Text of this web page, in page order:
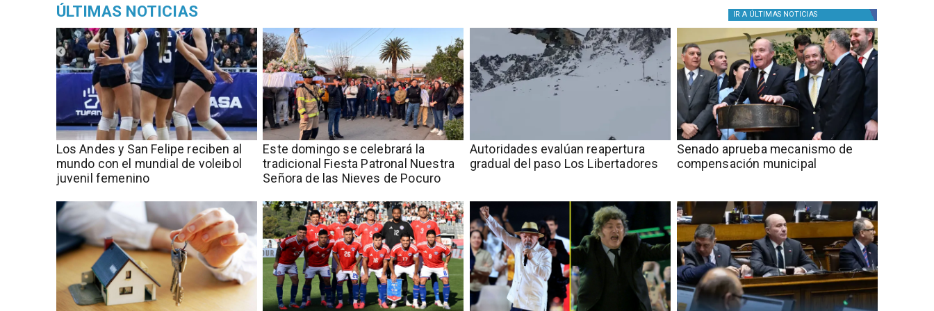
ÚLTIMAS NOTICIAS IR A ÚLTIMAS NOTICIAS
​​Los Andes y San Felipe reciben al
mundo con el mundial de voleibol
juvenil femenino
Este domingo se celebrará la
tradicional Fiesta Patronal Nuestra
Señora de las Nieves de Pocuro
​​Autoridades evalúan reapertura
gradual del paso Los Libertadores
Senado aprueba mecanismo de
compensación municipal